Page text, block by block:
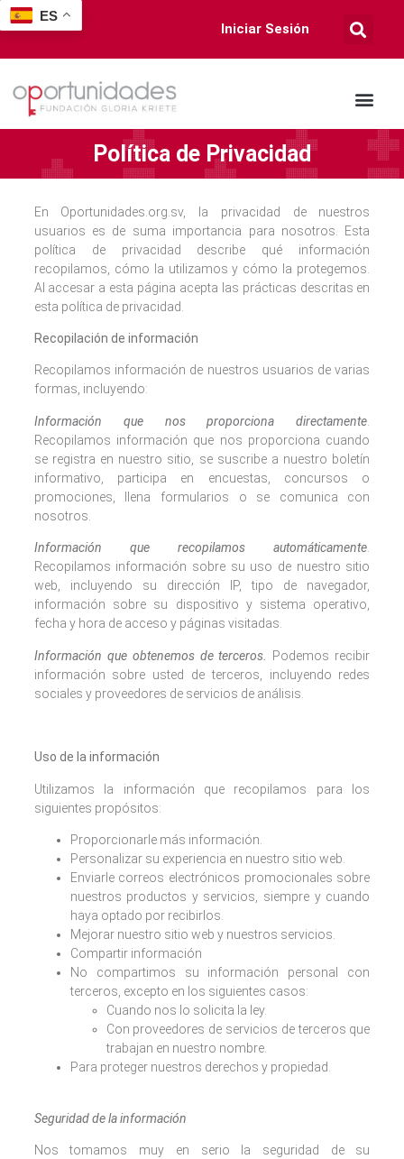
Iniciar Sesión
Política de Privacidad
En Oportunidades.org.sv, la privacidad de nuestros
usuarios es de suma importancia para nosotros. Esta
política de privacidad describe qué información
recopilamos, cómo la utilizamos y cómo la protegemos.
Al accesar a esta página acepta las prácticas descritas en
esta política de privacidad.
Recopilación de información
Recopilamos información de nuestros usuarios de varias
formas, incluyendo:
Información que nos proporciona directamente
Recopilamos información que nos proporciona cuando
se registra en nuestro sitio, se suscribe a nuestro boletín
informativo, participa en encuestas, concursos o
promociones, llena formularios o se comunica con
nosotros.
Información que recopilamos automáticamente.
Recopilamos información sobre su uso de nuestro sitio
web, incluyendo su dirección IP, tipo de navegador,
información sobre su dispositivo y sistema operativo,
fecha y hora de acceso y páginas visitadas.
Información que obtenemos de terceros.
Podemos recibir
información sobre usted de terceros, incluyendo redes
sociales y proveedores de servicios de análisis.
Uso de la información
Utilizamos la información que recopilamos para los
siguientes propósitos:
Proporcionarle más información.
Personalizar su experiencia en nuestro sitio web.
Enviarle correos electrónicos promocionales sobre
nuestros productos y servicios, siempre y cuando
haya optado por recibirlos.
Mejorar nuestro sitio web y nuestros servicios.
Compartir información
No compartimos su información personal con
terceros, excepto en los siguientes casos:
Cuando nos lo solicita la ley.
Con proveedores de servicios de terceros que
trabajan en nuestro nombre.
Para proteger nuestros derechos y propiedad.
Seguridad de la información
Nos tomamos muy en serio la seguridad de su
ES